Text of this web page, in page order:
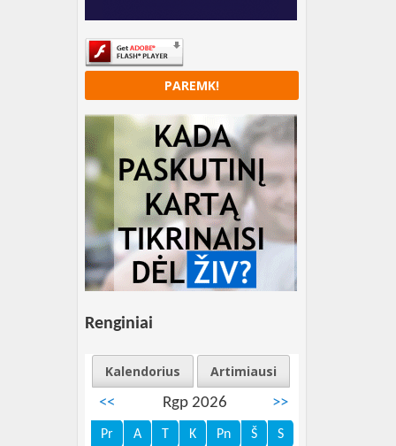
PAREMK!
Renginiai
Kalendorius
Artimiausi
<<
Rgp 2026 >>
Pr A T K Pn Š S